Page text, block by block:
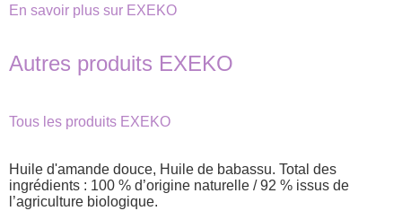
En savoir plus sur EXEKO
Autres produits EXEKO
Tous les produits EXEKO
Huile d'amande douce, Huile de babassu. Total des
ingrédients : 100 % d’origine naturelle / 92 % issus de
l’agriculture biologique.